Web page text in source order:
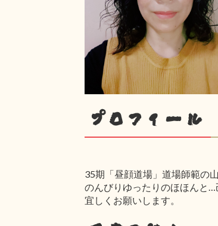
プロフィール
35期「昼顔道場」道場師範の
のんびりゆったりのほほんと
宜しくお願いします。